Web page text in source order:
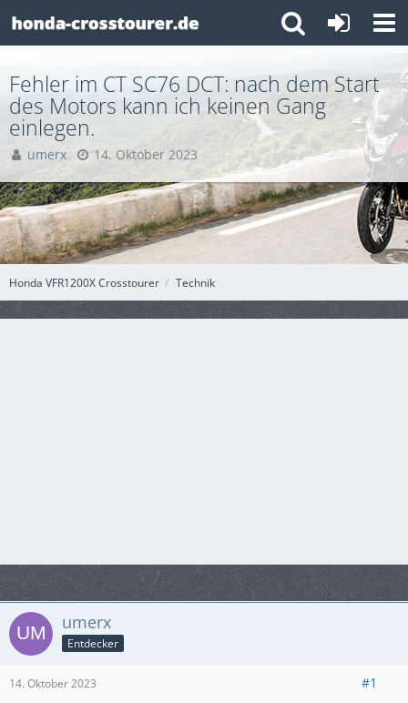
Honda VFR1200X Crosstourer Technik
Fehler im CT SC76 DCT: nach dem Start
des Motors kann ich keinen Gang
einlegen.
umerx 14. Oktober 2023
umerx
Entdecker
14. Oktober 2023 #1